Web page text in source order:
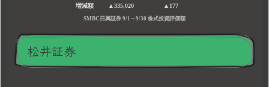
増減額 ▲335,020 ▲177
SMBC日興証券 9/1～9/30 株式投資評価額
松井証券